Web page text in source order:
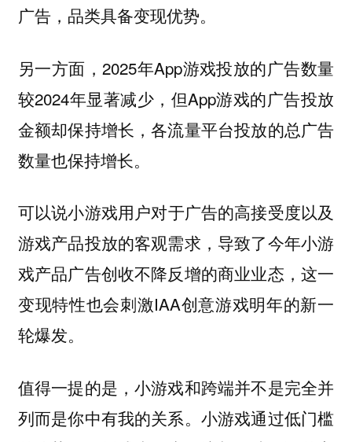
广告，品类具备变现优势。
另一方面，2025年App游戏投放的广告数量
较2024年显著减少，但App游戏的广告投放
金额却保持增长，各流量平台投放的总广告
数量也保持增长。
可以说小游戏用户对于广告的高接受度以及
游戏产品投放的客观需求，导致了今年小游
戏产品广告创收不降反增的商业业态， 这一
变现特性也会刺激IAA创意游戏明年的新一
轮爆发。
值得一提的是，小游戏和跨端并不是完全并
列而是你中有我的关系。小游戏通过低门槛